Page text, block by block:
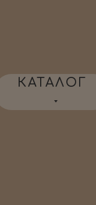
КАТАЛОГ